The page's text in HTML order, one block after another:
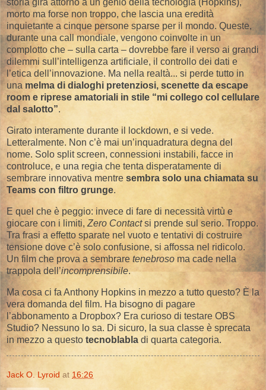
storia gira attorno a un genio della tecnologia (Hopkins),
morto ma forse non troppo, che lascia una eredità
inquietante a cinque persone sparse per il mondo. Queste,
durante una call mondiale, vengono coinvolte in un
complotto che – sulla carta – dovrebbe fare il verso ai grandi
dilemmi sull’intelligenza artificiale, il controllo dei dati e
l’etica dell’innovazione. Ma nella realtà... si perde tutto in
una melma di dialoghi pretenziosi, scenette da escape
room e riprese amatoriali in stile “mi collego col cellulare
dal salotto”.
Girato interamente durante il lockdown, e si vede.
Letteralmente. Non c’è mai un’inquadratura degna del
nome. Solo split screen, connessioni instabili, facce in
controluce, e una regia che tenta disperatamente di
sembrare innovativa mentre sembra solo una chiamata su
Teams con filtro grunge.
E quel che è peggio: invece di fare di necessità virtù e
giocare con i limiti, Zero Contactsi prende sul serio. Troppo.
Tra frasi a effetto sparate nel vuoto e tentativi di costruire
tensione dove c’è solo confusione, si affossa nel ridicolo.
Un film che prova a sembrare tenebroso ma cade nella
trappola dell’incomprensibile.
Ma cosa ci fa Anthony Hopkins in mezzo a tutto questo? È la
vera domanda del film. Ha bisogno di pagare
l’abbonamento a Dropbox? Era curioso di testare OBS
Studio? Nessuno lo sa. Di sicuro, la sua classe è sprecata
in mezzo a questo tecnoblabla di quarta categoria.
Jack O. Lyroid at 16:26